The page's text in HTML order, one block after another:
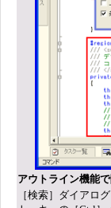
アウトライン機能
［検索］ダイアロ